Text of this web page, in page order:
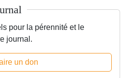
pour la pérennité et le
journal.
un don